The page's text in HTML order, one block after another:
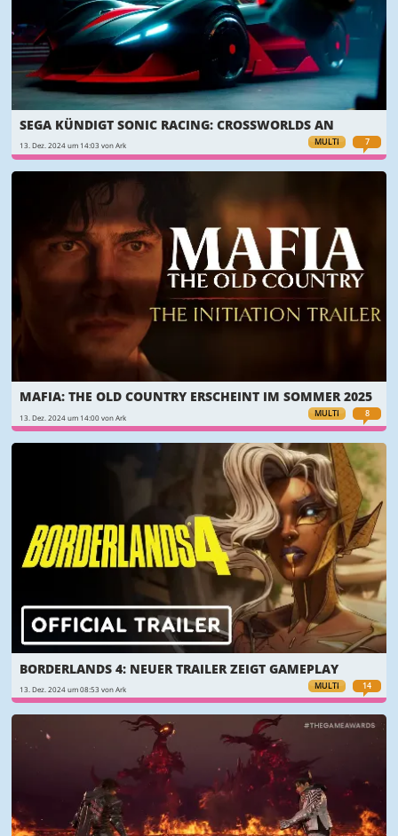
MULTI 7
SEGA KÜNDIGT SONIC RACING: CROSSWORLDS AN
13. Dez. 2024 um 14:03 von Ark
MULTI 8
MAFIA: THE OLD COUNTRY ERSCHEINT IM SOMMER 2025
13. Dez. 2024 um 14:00 von Ark
MULTI 14
BORDERLANDS 4: NEUER TRAILER ZEIGT GAMEPLAY
13. Dez. 2024 um 08:53 von Ark